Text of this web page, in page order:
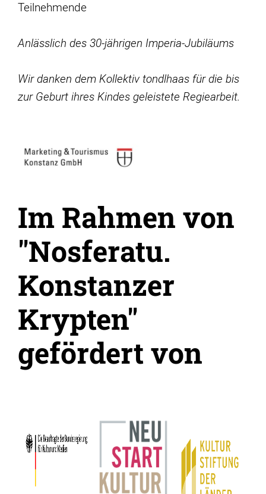
Teilnehmende
Anlässlich des 30-jährigen Imperia-Jubiläums
Wir danken dem Kollektiv tondlhaas für die bis
zur Geburt ihres Kindes geleistete Regiearbeit.
Im Rahmen von
"Nosferatu.
Konstanzer
Krypten"
gefördert von